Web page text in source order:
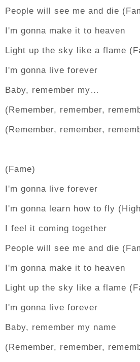
People will see me and die
I'm gonna make it to heaven
Light up the sky like a flame
I'm gonna live forever
Baby, remember my…
(Remember, remember,
(Remember, remember,
(Fame)
I'm gonna live forever
I'm gonna learn how to fly
I feel it coming together
People will see me and die
I'm gonna make it to heaven
Light up the sky like a flame
I'm gonna live forever
Baby, remember my name
(Remember, remember,